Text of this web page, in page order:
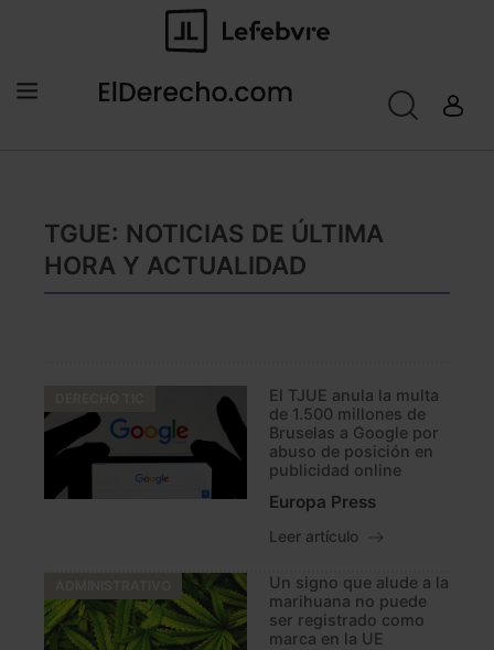
TGUE: NOTICIAS DE ÚLTIMA
HORA Y ACTUALIDAD
El TJUE anula la multa
de 1.500 millones de
Bruselas a Google por
abuso de posición en
publicidad online
Europa Press
Leer artículo
Un signo que alude a la
marihuana no puede
ser registrado como
marca en la UE